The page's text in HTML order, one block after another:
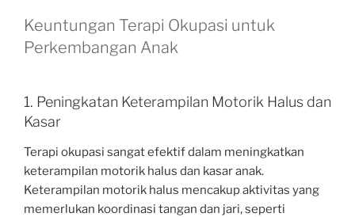
Keuntungan Terapi Okupasi untuk
Perkembangan Anak
1. Peningkatan Keterampilan Motorik Halus dan
Kasar
Terapi okupasi sangat efektif dalam meningkatkan
keterampilan motorik halus dan kasar anak.
Keterampilan motorik halus mencakup aktivitas yang
memerlukan koordinasi tangan dan jari, seperti